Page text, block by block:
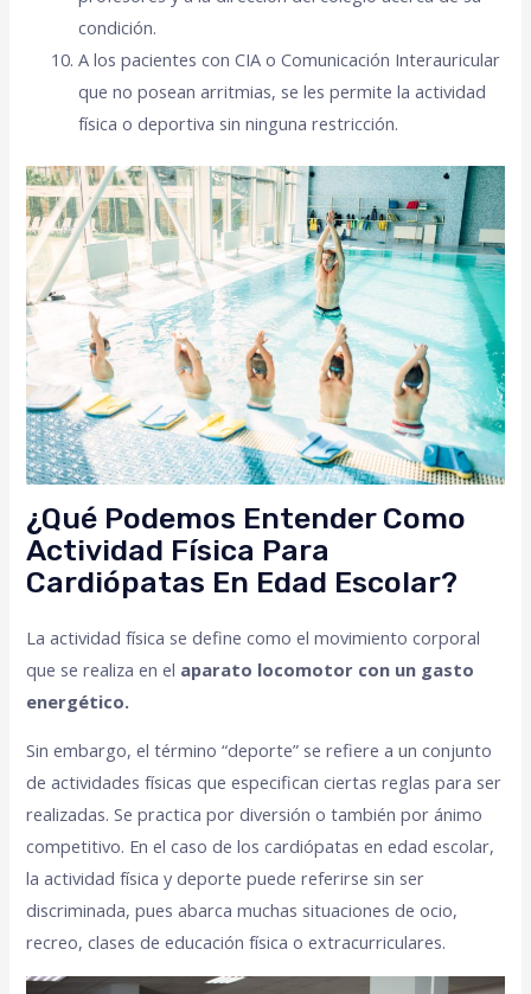
condición.
A los pacientes con CIA o Comunicación Interauricular
que no posean arritmias, se les permite la actividad
física o deportiva sin ninguna restricción.
¿Qué Podemos Entender Como
Actividad Física Para
Cardiópatas En Edad Escolar?
La actividad física se define como el movimiento corporal
que se realiza en el aparato locomotor con un gasto
energético.
Sin embargo, el término “deporte” se refiere a un conjunto
de actividades físicas que especifican ciertas reglas para ser
realizadas. Se practica por diversión o también por ánimo
competitivo. En el caso de los cardiópatas en edad escolar,
la actividad física y deporte puede referirse sin ser
discriminada, pues abarca muchas situaciones de ocio,
recreo, clases de educación física o extracurriculares.